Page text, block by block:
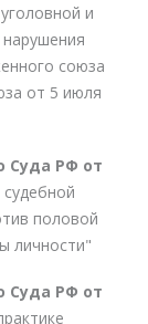
и
союза
от 5 июля
Суда РФ от
половой
личности"
Суда РФ от